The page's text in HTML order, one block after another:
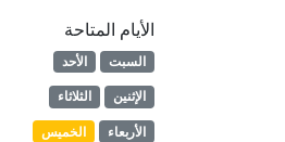
الأيام المتاحة
السبت
الأحد
الإثنين
الثلاثاء
الأربعاء
الخميس